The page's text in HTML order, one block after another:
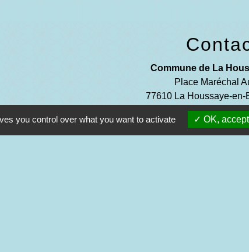
Commune de La
Place Maréchal
77610 La Houssaye-en-
+33 1 64 07
Contact par
you control over what you want to activate OK, accept